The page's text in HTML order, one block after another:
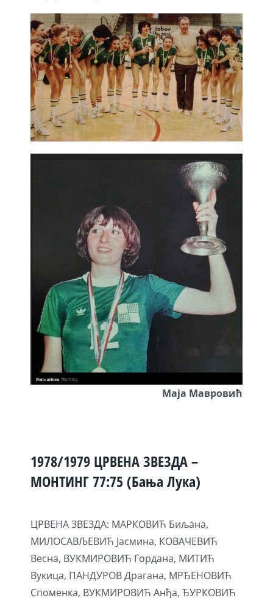
Маја Мавровић
1978/1979 ЦРВЕНА ЗВЕЗДА –
МОНТИНГ 77:75 (Бања Лука)
ЦРВЕНА ЗВЕЗДА: МАРКОВИЋ Биљана,
МИЛОСАВЉЕВИЋ Јасмина, КОВАЧЕВИЋ
Весна, ВУКМИРОВИЋ Гордана, МИТИЋ
Вукица, ПАНДУРОВ Драгана, МРЂЕНОВИЋ
Споменка, ВУКМИРОВИЋ Анђа, ЂУРКОВИЋ